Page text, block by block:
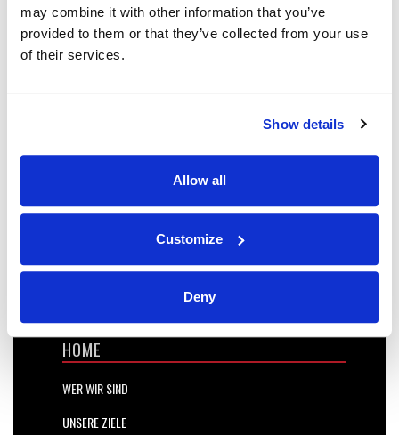
may combine it with other information that you’ve
provided to them or that they’ve collected from your use
of their services.
Show details
Allow all
Customize
Deny
HOME
WER WIR SIND
UNSERE ZIELE